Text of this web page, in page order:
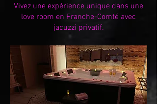
Vivez une expérience unique dans une
love room en Franche-Comté avec
jacuzzi privatif.